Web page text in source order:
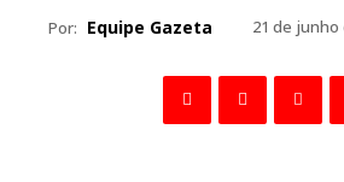
Por: Equipe Gazeta 21 de junho